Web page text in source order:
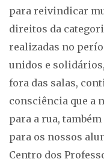
para reivindicar
direitos da
realizadas no
unidos e
fora das salas,
consciência que a
para a rua,
para os nossos
Centro dos